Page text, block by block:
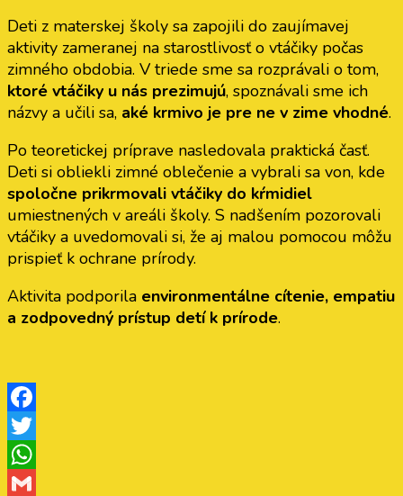
Deti z materskej školy sa zapojili do zaujímavej
aktivity zameranej na starostlivosť o vtáčiky počas
zimného obdobia. V triede sme sa rozprávali o tom,
ktoré vtáčiky u nás prezimujú, spoznávali sme ich
názvy a učili sa, aké krmivo je pre ne v zime vhodné.
Po teoretickej príprave nasledovala praktická časť.
Deti si obliekli zimné oblečenie a vybrali sa von, kde
spoločne prikrmovali vtáčiky do kŕmidiel
umiestnených v areáli školy. S nadšením pozorovali
vtáčiky a uvedomovali si, že aj malou pomocou môžu
prispieť k ochrane prírody.
Aktivita podporila environmentálne cítenie, empatiu
a zodpovedný prístup detí k prírode.
Facebook
Twitter
WhatsApp